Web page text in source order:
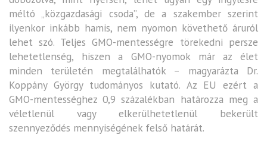
méltó „közgazdasági csoda”, de a szakember szerint
ilyenkor inkább hamis, nem nyomon követhető áruról
lehet szó. Teljes GMO-mentességre törekedni persze
lehetetlenség, hiszen a GMO-nyomok már az élet
minden területén megtalálhatók – magyarázta Dr.
Koppány György tudományos kutató. Az EU ezért a
GMO-mentességhez 0,9 százalékban határozza meg a
véletlenül vagy elkerülhetetlenül bekerült
szennyeződés mennyiségének felső határát.